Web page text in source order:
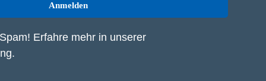
Erfahre mehr in unserer
.